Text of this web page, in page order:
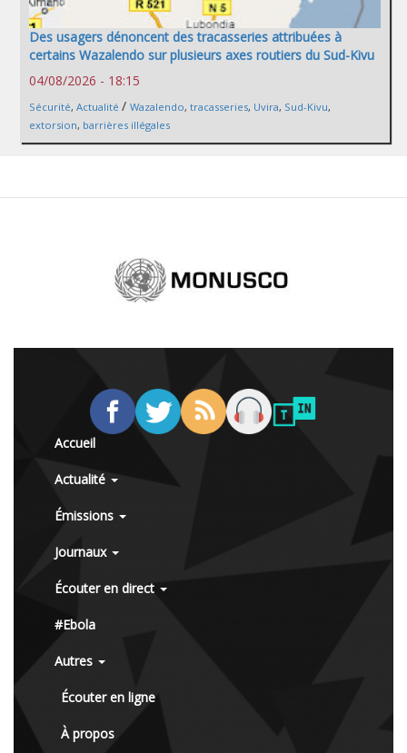
Des usagers dénoncent des tracasseries attribuées à
certains Wazalendo sur plusieurs axes routiers du Sud-Kivu
04/08/2026 - 18:15
Sécurité, Actualité / Wazalendo, tracasseries, Uvira, Sud-Kivu,
extorsion, barrières illégales
Accueil
Actualité
Émissions
Journaux
Écouter en direct
#Ebola
Autres
Écouter en ligne
À propos